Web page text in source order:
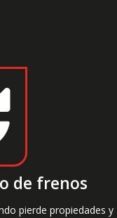
de frenos
pierde propiedades y